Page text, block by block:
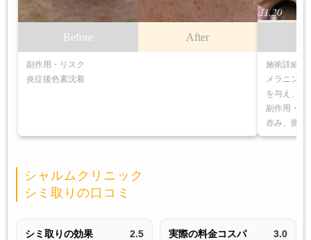
Before After
副作用・リスク
炎症後色素沈着
施術詳細
メラニン
を与え、シ
副作用・リ
赤み、腫脹
シャルムクリニック
シミ取りの口コミ
シミ取りの効果 2.5 実際の料金コスパ 3.0